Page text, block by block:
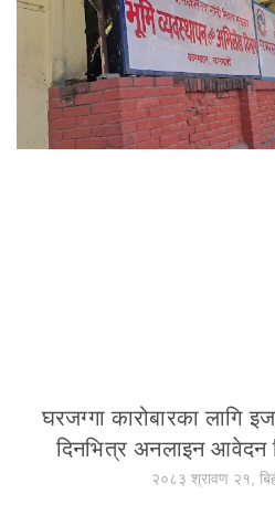
घरजग्गा कारोबारका लागि
दिनभित्र अनलाइन आवेदन
२०८३ श्रावण २१,